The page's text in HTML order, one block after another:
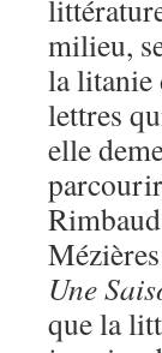
milieu,
la litanie
lettres
elle
Une
que la